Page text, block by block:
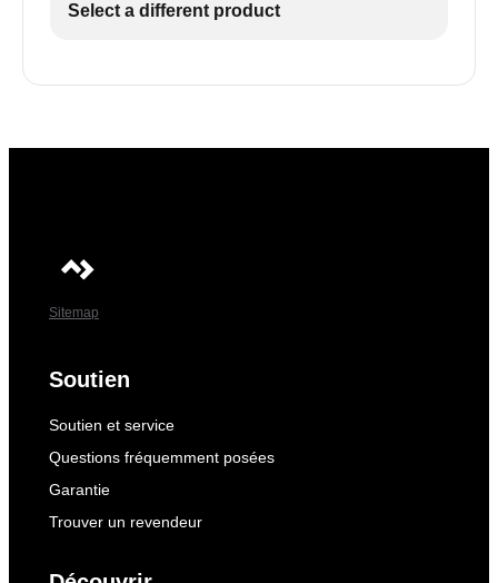
Select a different product
Sitemap
Soutien
Soutien et service
Questions fréquemment posées
Garantie
Trouver un revendeur